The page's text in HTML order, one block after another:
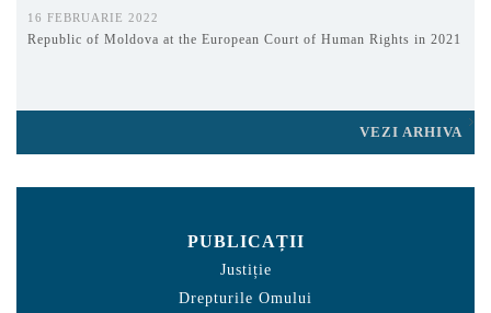
16 FEBRUARIE 2022
Republic of Moldova at the European Court of Human Rights in 2021
VEZI ARHIVA
PUBLICAȚII
Justiție
Drepturile Omului